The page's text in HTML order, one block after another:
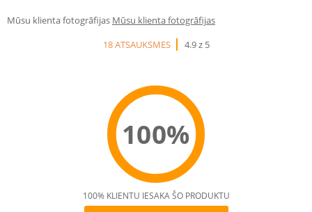
Mūsu klienta fotogrāfijas Mūsu klienta fotogrāfijas
18 ATSAUKSMES
4.9 z 5
100%
100% KLIENTU IESAKA ŠO PRODUKTU